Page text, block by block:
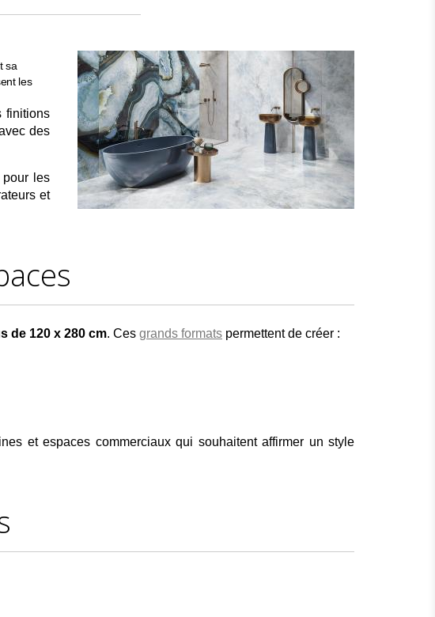
sa
les
finitions
des
pour les
et
de 120 x 280 cm. Ces grands formats permettent de créer :
et espaces commerciaux qui souhaitent affirmer un style